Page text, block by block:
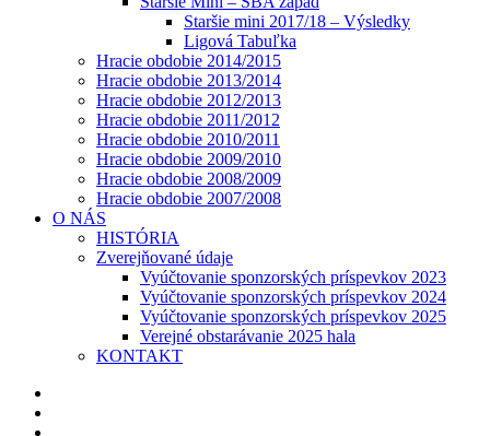
Staršie mini 2017/18 – Výsledky
Ligová Tabuľka
Hracie obdobie 2014/2015
Hracie obdobie 2013/2014
Hracie obdobie 2012/2013
Hracie obdobie 2011/2012
Hracie obdobie 2010/2011
Hracie obdobie 2009/2010
Hracie obdobie 2008/2009
Hracie obdobie 2007/2008
O NÁS
HISTÓRIA
Zverejňované údaje
Vyúčtovanie sponzorských príspevkov 2023
Vyúčtovanie sponzorských príspevkov 2024
Vyúčtovanie sponzorských príspevkov 2025
Verejné obstarávanie 2025 hala
KONTAKT